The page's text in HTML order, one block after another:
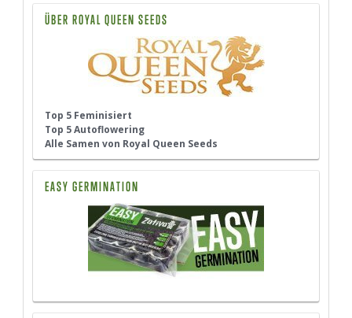
ÜBER ROYAL QUEEN SEEDS
Top 5 Feminisiert
Top 5 Autoflowering
Alle Samen von Royal Queen Seeds
EASY GERMINATION